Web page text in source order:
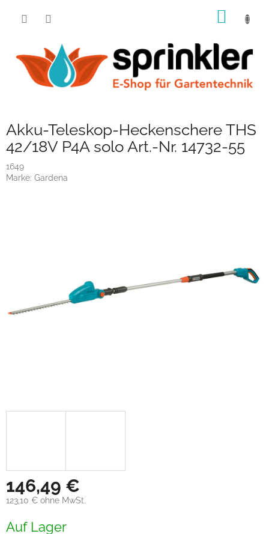
Akku-Teleskop-Heckenschere THS
42/18V P4A solo Art.-Nr. 14732-55
1649
Marke: Gardena
146,49 €
123,10 € ohne MwSt.
Auf Lager